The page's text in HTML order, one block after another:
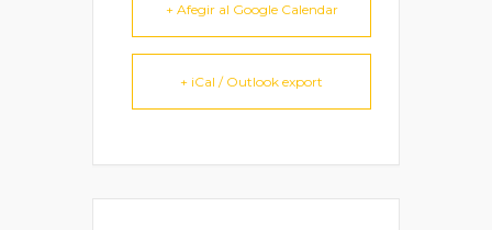
+ Afegir al Google Calendar
+ iCal / Outlook export